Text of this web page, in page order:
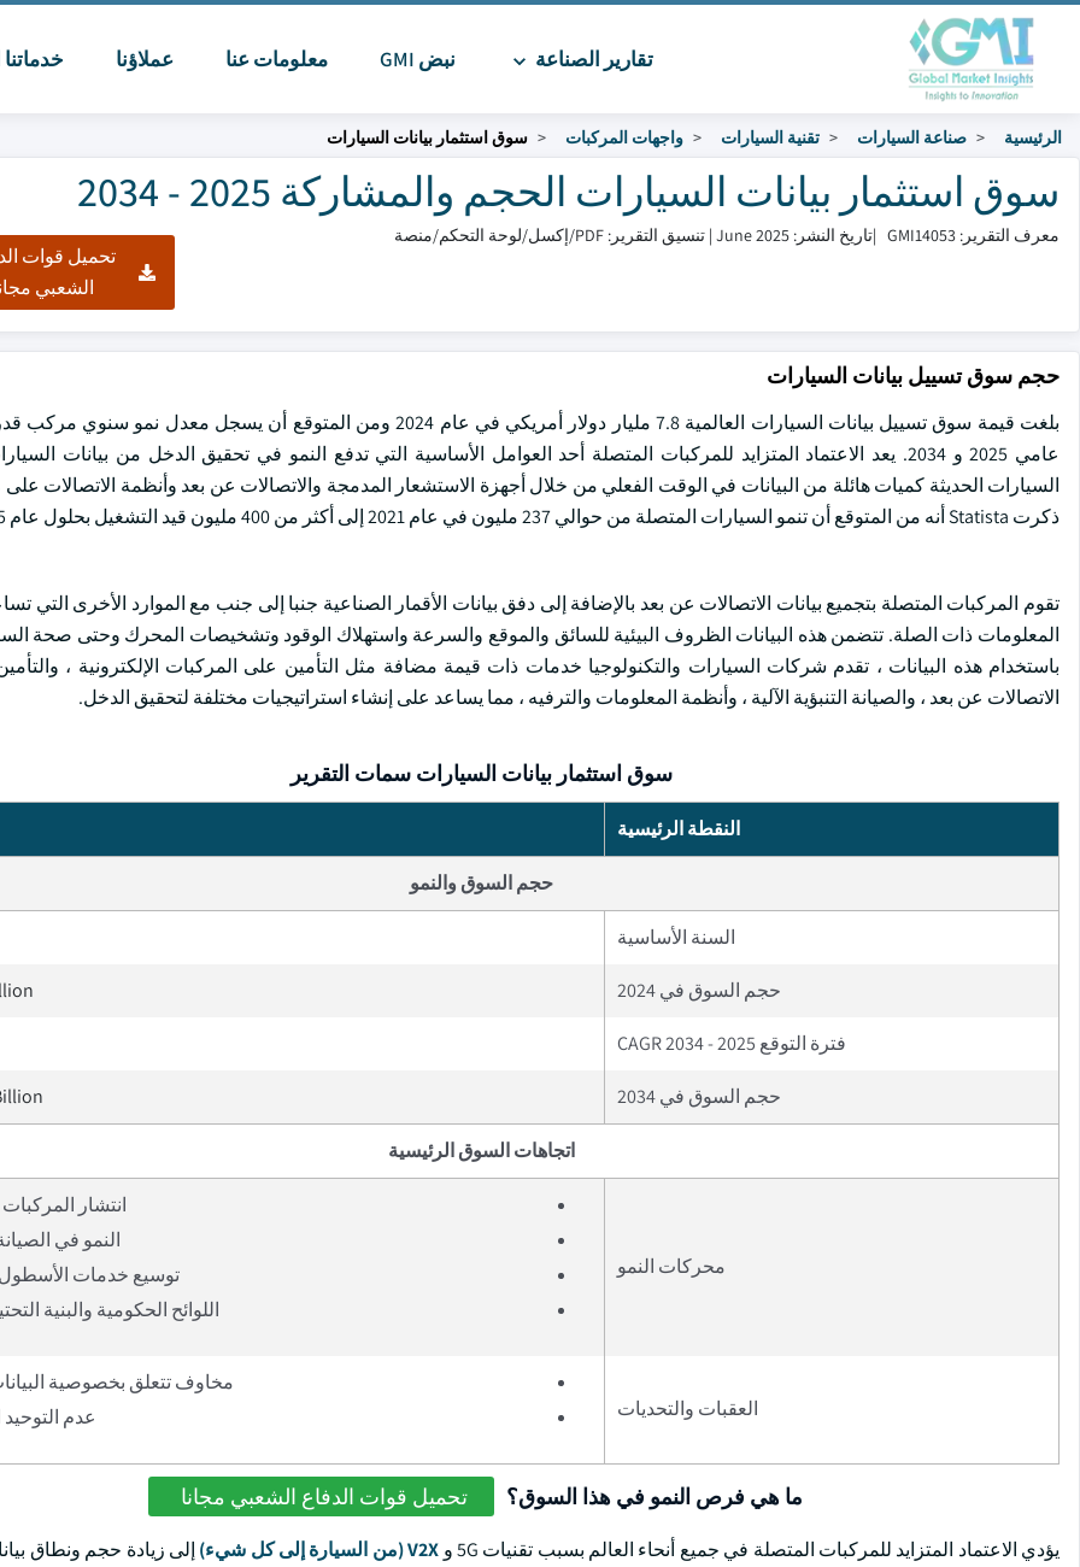
تقارير الصناعة نبض GMI معلومات عنا عملاؤنا خدماتنا
الرئيسية صناعة السيارات تقنية السيارات واجهات المركبات سوق استثمار بيانات السيارات
سوق استثمار بيانات السيارات الحجم والمشاركة 2025 - 2034
معرف التقرير: GMI14053 |تاريخ النشر: June 2025 | تنسيق التقرير: PDF/إكسل/لوحة التحكم/منصة
تحميل قوات
الشعبي
حجم سوق تسييل بيانات السيارات
عامي 2025 و 2034. يعد الاعتماد المتزايد للمركبات المتصلة أحد العوامل الأساسية التي تدفع النمو في تحقيق الدخل من بيانات
السيارات الحديثة كميات هائلة من البيانات في الوقت الفعلي من خلال أجهزة الاستشعار المدمجة والاتصالات عن بعد وأنظمة الاتصالات على
ذكرت Statista أنه من المتوقع أن تنمو السيارات المتصلة من حوالي 237 مليون في عام 2021 إلى أكثر من 400 مليون قيد التشغيل بحلول عام 2025.
تقوم المركبات المتصلة بتجميع بيانات الاتصالات عن بعد بالإضافة إلى دفق بيانات الأقمار الصناعية جنبا إلى جنب مع الموارد الأخرى التي
المعلومات ذات الصلة. تتضمن هذه البيانات الظروف البيئية للسائق والموقع والسرعة واستهلاك الوقود وتشخيصات المحرك وحتى صحة
باستخدام هذه البيانات ، تقدم شركات السيارات والتكنولوجيا خدمات ذات قيمة مضافة مثل التأمين على المركبات الإلكترونية ،
الاتصالات عن بعد ، والصيانة التنبؤية الآلية ، وأنظمة المعلومات والترفيه ، مما يساعد على إنشاء استراتيجيات مختلفة لتحقيق الدخل.
سوق استثمار بيانات السيارات سمات التقرير
النقطة الرئيسية
حجم السوق والنمو
السنة الأساسية
حجم السوق في 2024
فترة التوقع 2025 - 2034 CAGR
حجم السوق في 2034
اتجاهات السوق الرئيسية
محركات النمو
انتشار
النمو في
توسيع خدمات الأسطول
اللوائح الحكومية والبنية
العقبات والتحديات
مخاوف تتعلق بخصوصية
عدم
ما هي فرص النمو في هذا السوق؟ تحميل قوات الدفاع الشعبي مجانا
يؤدي الاعتماد المتزايد للمركبات المتصلة في جميع أنحاء العالم بسبب تقنيات 5G و V2X (من السيارة إلى كل شيء)
إلى زيادة حجم ونطاق